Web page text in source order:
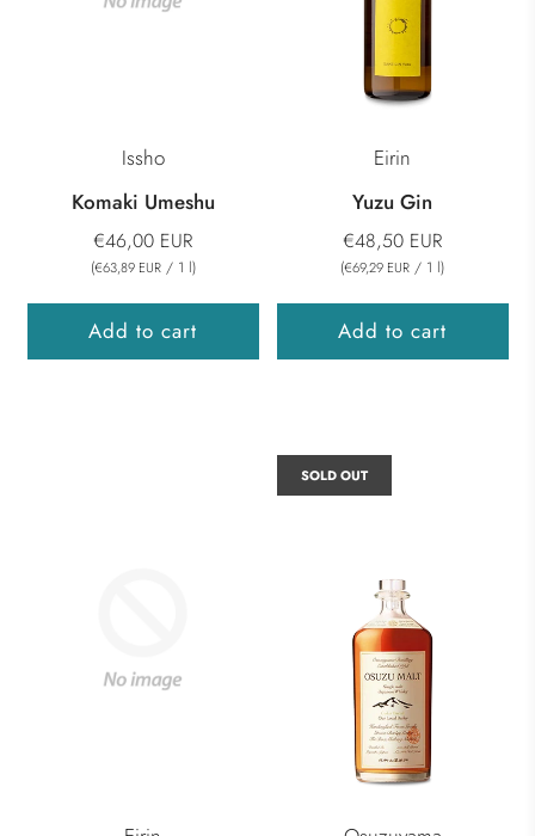
Issho
Komaki Umeshu
€46,00 EUR
(€63,89 EUR / 1 l)
Add to cart
Eirin
Yuzu Gin
€48,50 EUR
(€69,29 EUR / 1 l)
Add to cart
SOLD OUT